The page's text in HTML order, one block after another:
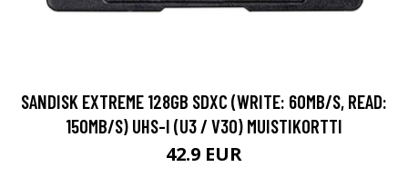
SANDISK EXTREME 128GB SDXC (WRITE: 60MB/S, READ:
150MB/S) UHS-I (U3 / V30) MUISTIKORTTI
42.9 EUR